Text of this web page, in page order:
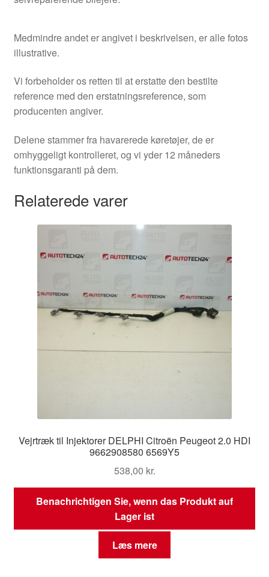
Medmindre andet er angivet i beskrivelsen, er alle fotos
illustrative.
Vi forbeholder os retten til at erstatte den bestilte
reference med den erstatningsreference, som
producenten angiver.
Delene stammer fra havarerede køretøjer, de er
omhyggeligt kontrolleret, og vi yder 12 måneders
funktionsgaranti på dem.
Relaterede varer
Vejrtræk til Injektorer DELPHI Citroën Peugeot 2.0 HDI
9662908580 6569Y5
538,00 kr.
Benachrichtigen Sie, wenn das Produkt auf
Lager ist
Læs mere